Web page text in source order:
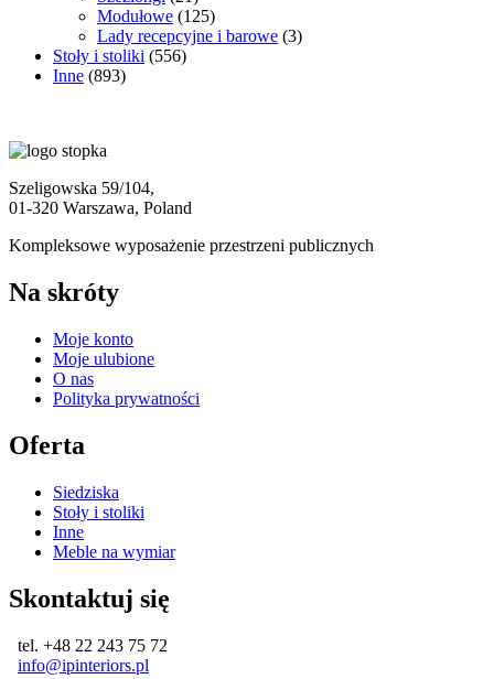
Modułowe (125)
Lady recepcyjne i barowe (3)
Stoły i stoliki (556)
Inne (893)
Szeligowska 59/104,
01-320 Warszawa, Poland
Kompleksowe wyposażenie przestrzeni publicznych
Na skróty
Moje konto
Moje ulubione
O nas
Polityka prywatności
Oferta
Siedziska
Stoły i stoliki
Inne
Meble na wymiar
Skontaktuj się
tel. +48 22 243 75 72
info@ipinteriors.pl